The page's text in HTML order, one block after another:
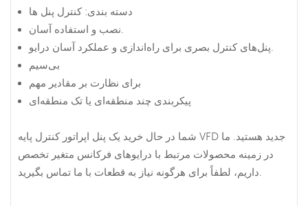
دسته بندی: کنترل پنل ها
بی‌سیم
برای نظارت بر مقادیر مهم
پیکربندی چند منطقه‌ای یا تک منطقه‌ای
شما در حال خرید یک پنل اپراتور کنترل پایه VFD جدید هستید. ما
در زمینه محصولات مرتبط با درایوهای فرکانس متغیر تخصص